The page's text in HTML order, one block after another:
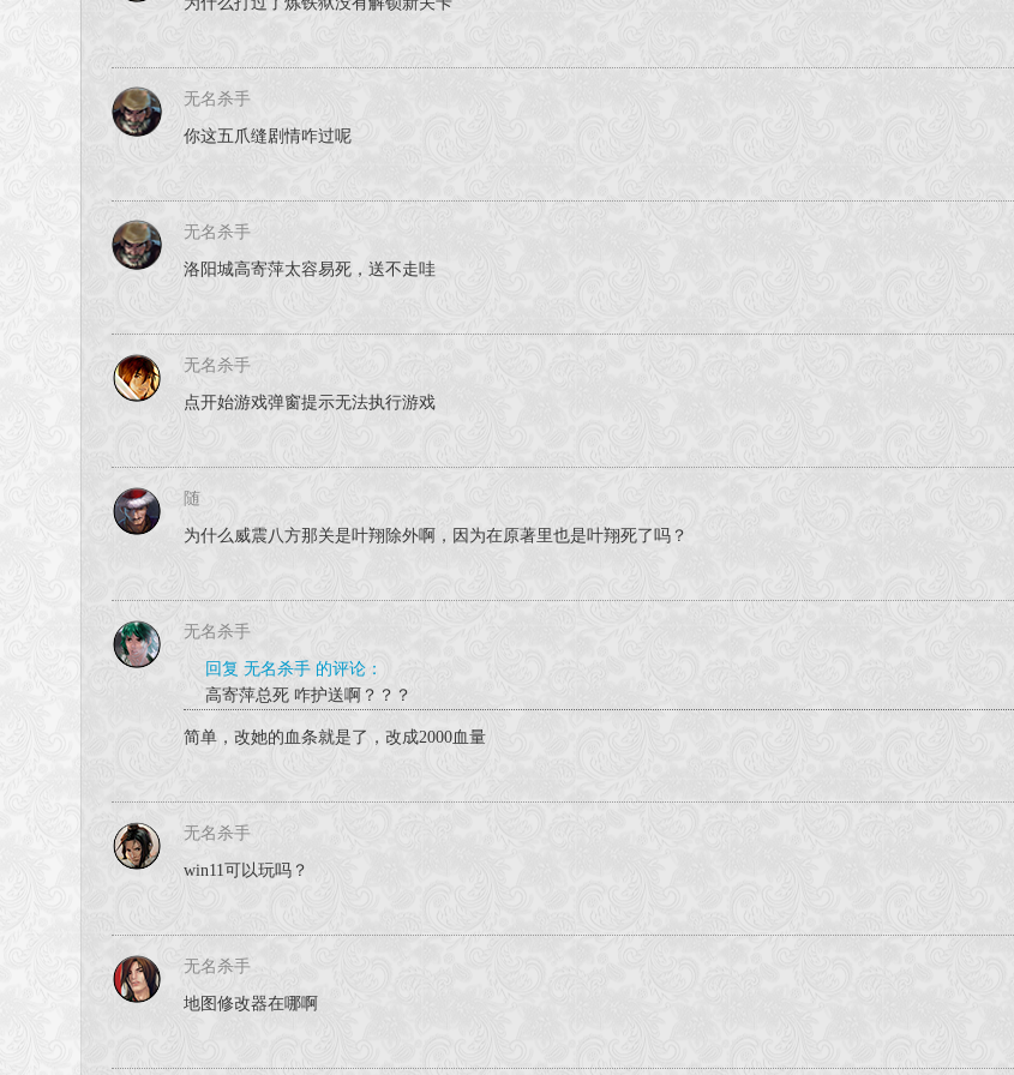
无名杀手
你这五爪缝剧情咋过呢
无名杀手
洛阳城高寄萍太容易死，送不走哇
无名杀手
点开始游戏弹窗提示无法执行游戏
随
为什么威震八方那关是叶翔除外啊，因为在原著里也是叶翔死了吗？
无名杀手
回复 无名杀手 的评论：
高寄萍总死 咋护送啊？？？
简单，改她的血条就是了，改成2000血量
无名杀手
win11可以玩吗？
无名杀手
地图修改器在哪啊